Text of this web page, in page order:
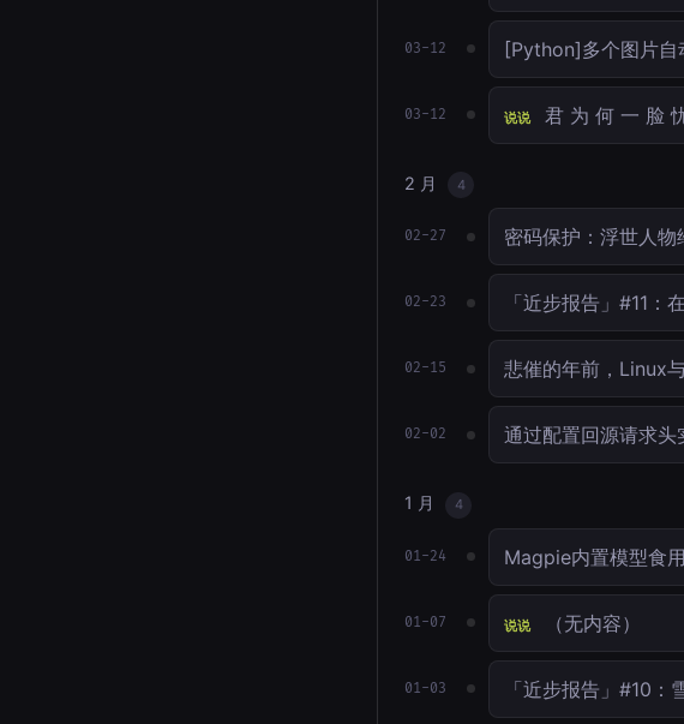
03-12 [Python]多个图片自
03-12 说说 君 为 何 一 脸
2 月 4
02-27 密码保护：浮世人物
02-23 「近步报告」#11：
02-15 悲催的年前，Linux与
02-02 通过配置回源请求
1 月 4
01-24 Magpie内置模型食
01-07 说说 （无内容）
01-03 「近步报告」#10：